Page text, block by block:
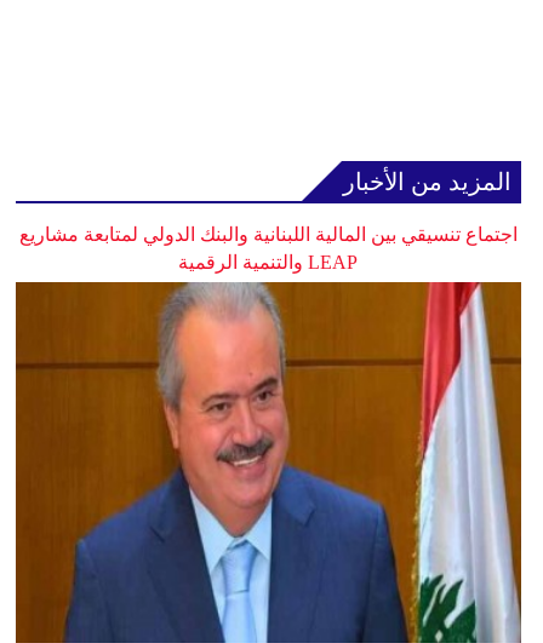
المزيد من الأخبار
اجتماع تنسيقي بين المالية اللبنانية والبنك الدولي لمتابعة مشاريع
LEAP والتنمية الرقمية